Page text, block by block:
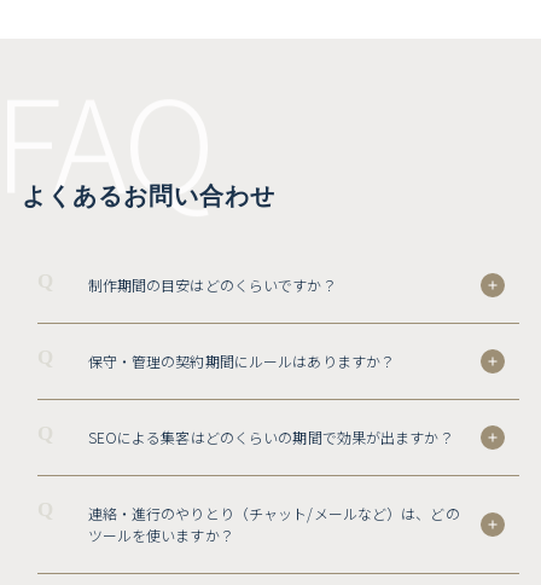
よくあるお問い合わせ
制作期間の目安はどのくらいですか？
保守・管理の契約期間にルールはありますか？
SEOによる集客はどのくらいの期間で効果が出ますか？
連絡・進行のやりとり（チャット/メールなど）は、どの
ツールを使いますか？